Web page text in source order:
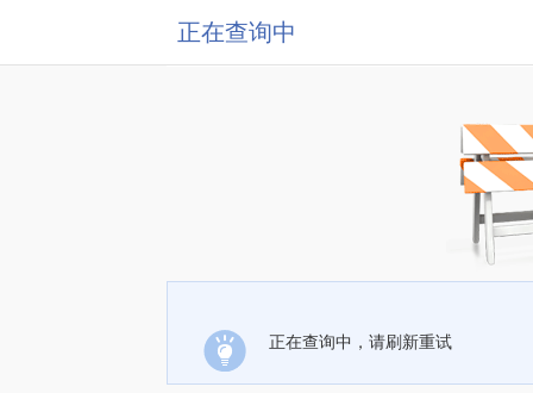
正在查询中
正在查询中，请刷新重试